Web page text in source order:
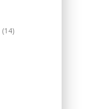
(14)